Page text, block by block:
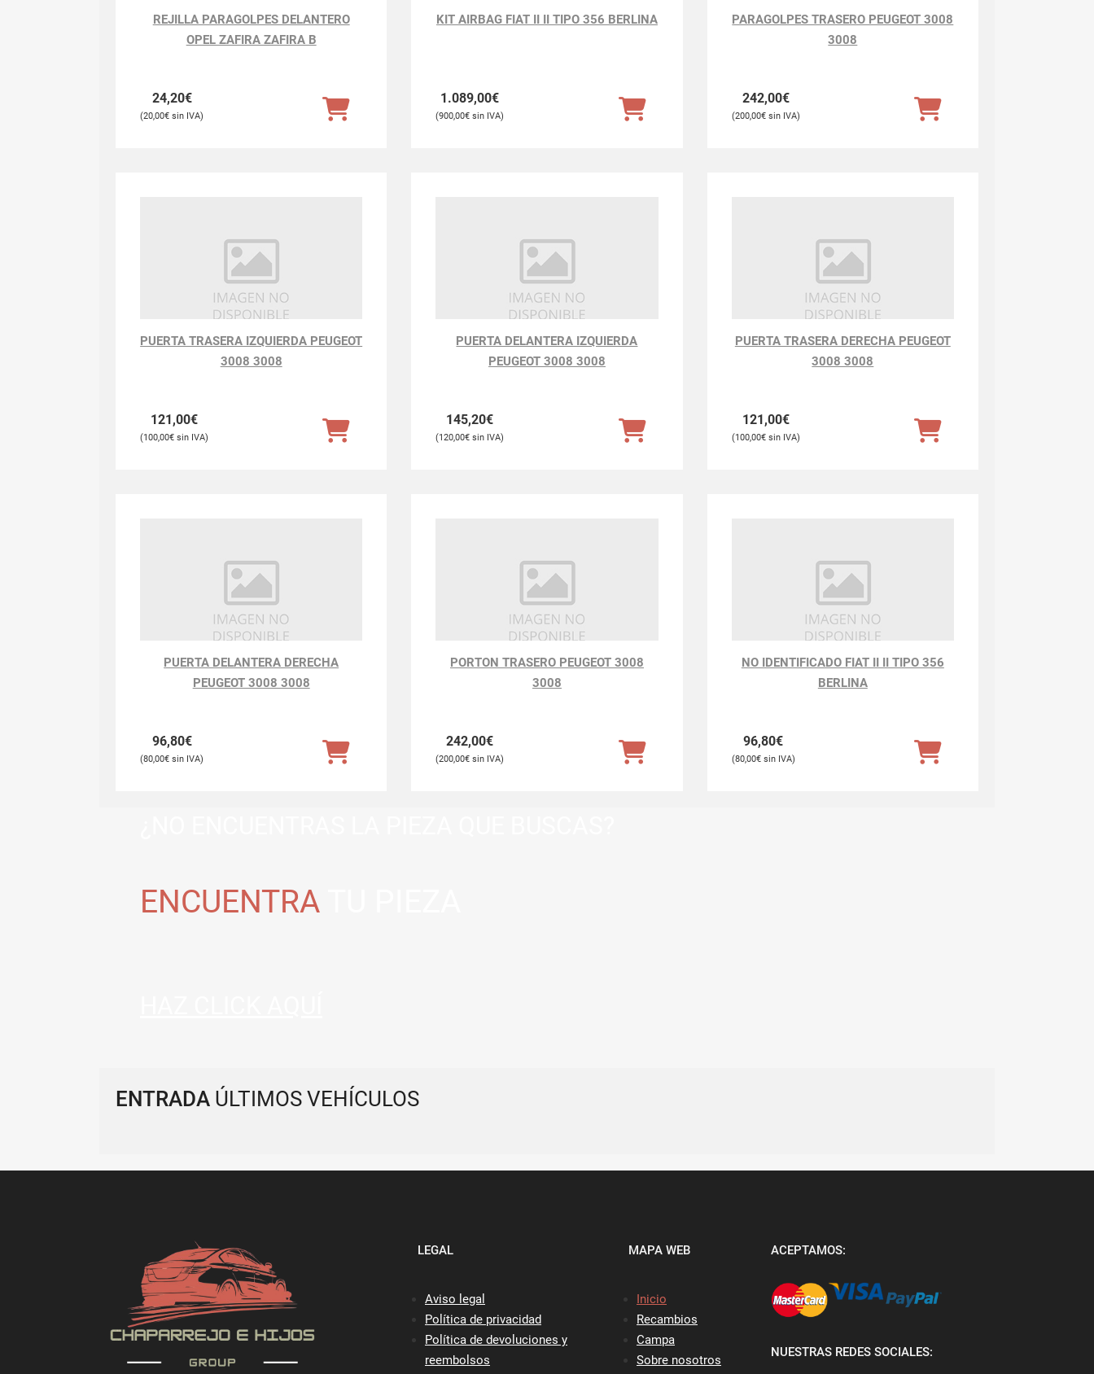
REJILLA PARAGOLPES DELANTERO
OPEL ZAFIRA ZAFIRA B
24,20€
20,00€
KIT AIRBAG FIAT II II TIPO 356 BERLINA
1.089,00€
900,00€
PARAGOLPES TRASERO PEUGEOT 3008
3008
242,00€
200,00€
PUERTA TRASERA IZQUIERDA PEUGEOT
3008 3008
121,00€
100,00€
PUERTA DELANTERA IZQUIERDA
PEUGEOT 3008 3008
145,20€
120,00€
PUERTA TRASERA DERECHA PEUGEOT
3008 3008
121,00€
100,00€
PUERTA DELANTERA DERECHA
PEUGEOT 3008 3008
96,80€
80,00€
PORTON TRASERO PEUGEOT 3008
3008
242,00€
200,00€
NO IDENTIFICADO FIAT II II TIPO 356
BERLINA
96,80€
80,00€
ENCUENTRA
ENTRADA ÚLTIMOS VEHÍCULOS
LEGAL
Aviso legal
Política de privacidad
Política de devoluciones y
reembolsos
MAPA WEB
Inicio
Recambios
Campa
Sobre nosotros
ACEPTAMOS:
NUESTRAS REDES SOCIALES: